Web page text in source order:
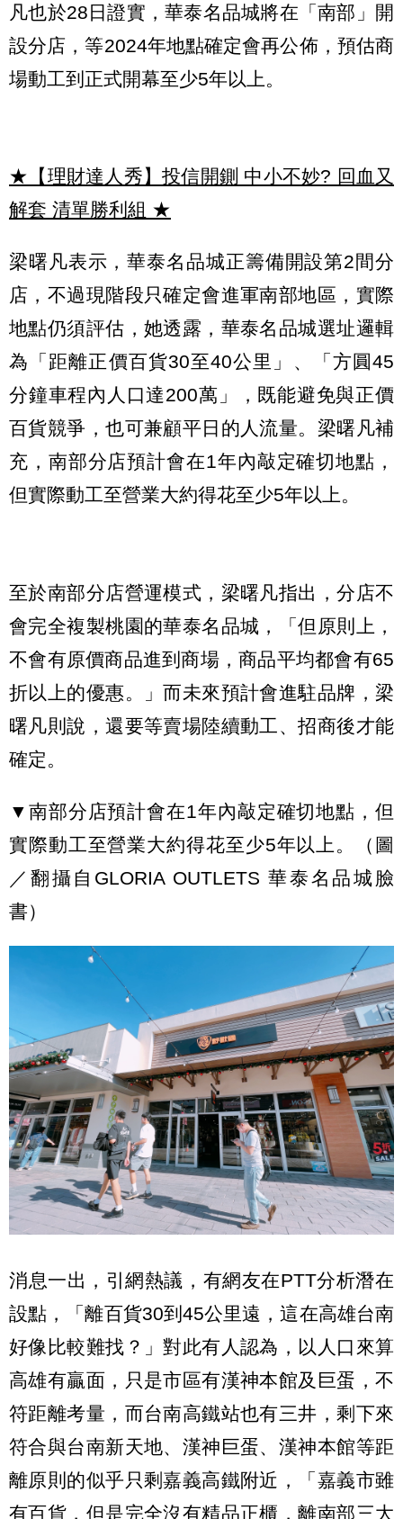
凡也於28日證實，華泰名品城將在「南部」開
設分店，等2024年地點確定會再公佈，預估商
場動工到正式開幕至少5年以上。
★【理財達人秀】投信開鍘 中小不妙? 回血又
解套 清單勝利組 ★
梁曙凡表示，華泰名品城正籌備開設第2間分
店，不過現階段只確定會進軍南部地區，實際
地點仍須評估，她透露，華泰名品城選址邏輯
為「距離正價百貨30至40公里」、「方圓45
分鐘車程內人口達200萬」，既能避免與正價
百貨競爭，也可兼顧平日的人流量。梁曙凡補
充，南部分店預計會在1年內敲定確切地點，
但實際動工至營業大約得花至少5年以上。
至於南部分店營運模式，梁曙凡指出，分店不
會完全複製桃園的華泰名品城，「但原則上，
不會有原價商品進到商場，商品平均都會有65
折以上的優惠。」而未來預計會進駐品牌，梁
曙凡則說，還要等賣場陸續動工、招商後才能
確定。
▼南部分店預計會在1年內敲定確切地點，但
實際動工至營業大約得花至少5年以上。（圖
／翻攝自GLORIA OUTLETS 華泰名品城臉
書）
消息一出，引網熱議，有網友在PTT分析潛在
設點，「離百貨30到45公里遠，這在高雄台南
好像比較難找？」對此有人認為，以人口來算
高雄有贏面，只是市區有漢神本館及巨蛋，不
符距離考量，而台南高鐵站也有三井，剩下來
符合與台南新天地、漢神巨蛋、漢神本館等距
離原則的似乎只剩嘉義高鐵附近，「嘉義市雖
有百貨，但是完全沒有精品正櫃，離南部三大